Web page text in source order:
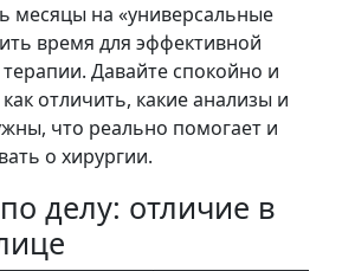
месяцы на «универсальные
время для эффективной
Давайте спокойно и
отличить, какие анализы и
что реально помогает и
о хирургии.
делу: отличие в